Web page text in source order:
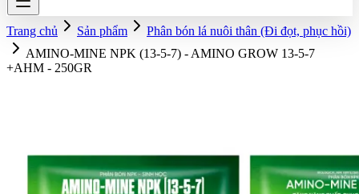
Trang chủ Sản phẩm
Phân bón lá nuôi thân (Đi đọt, phục hồi)
AMINO-MINE NPK (13-5-7) - AMINO GROW 13-5-7
+AHM - 250GR